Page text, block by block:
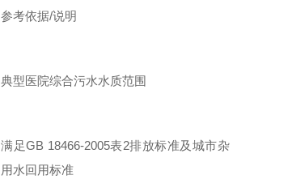
参考依据/说明
典型医院综合污水水质范围
满足GB 18466-2005表2排放标准及城市杂
用水回用标准